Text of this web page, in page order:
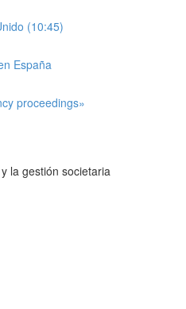
(10:45)
España
proceedings»
la gestión societaria